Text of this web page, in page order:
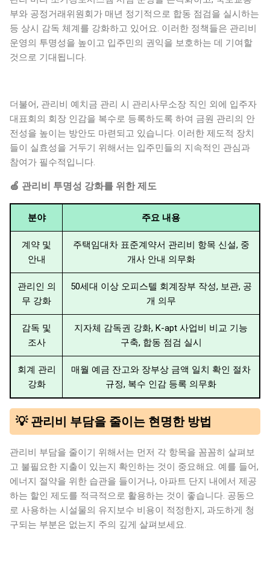
부와 공정거래위원회가 매년 정기적으로 합동 점검을 실시하는
등 상시 감독 체계를 강화하고 있어요. 이러한 정책들은 관리비
운영의 투명성을 높이고 입주민의 권익을 보호하는 데 기여할
것으로 기대됩니다.
더불어, 관리비 예치금 관리 시 관리사무소장 직인 외에 입주자
대표회의 회장 인감을 복수로 등록하도록 하여 금원 관리의 안
전성을 높이는 방안도 마련되고 있습니다. 이러한 제도적 장치
들이 실효성을 거두기 위해서는 입주민들의 지속적인 관심과
참여가 필수적입니다.
🍏 관리비 투명성 강화를 위한 제도
분야 주요 내용
계약 및
안내
주택임대차 표준계약서 관리비 항목 신설, 중
개사 안내 의무화
관리인 의
무 강화
50세대 이상 오피스텔 회계장부 작성, 보관, 공
개 의무
감독 및
조사
지자체 감독권 강화, K-apt 사업비 비교 기능
구축, 합동 점검 실시
회계 관리
강화
매월 예금 잔고와 장부상 금액 일치 확인 절차
규정, 복수 인감 등록 의무화
💡 관리비 부담을 줄이는 현명한 방법
관리비 부담을 줄이기 위해서는 먼저 각 항목을 꼼꼼히 살펴보
고 불필요한 지출이 있는지 확인하는 것이 중요해요. 예를 들어,
에너지 절약을 위한 습관을 들이거나, 아파트 단지 내에서 제공
하는 할인 제도를 적극적으로 활용하는 것이 좋습니다. 공동으
로 사용하는 시설물의 유지보수 비용이 적정한지, 과도하게 청
구되는 부분은 없는지 주의 깊게 살펴보세요.